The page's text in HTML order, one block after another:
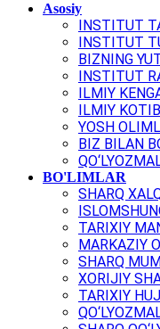
Asosiy
INSTITUT
INSTITUT
BIZNING
INSTITUT
ILMIY
ILMIY KOTIB
YOSH
BIZ BILAN
BO'LIMLAR
SHARQ
TARIXIY
MARKAZIY
SHARQ
XORIJIY
TARIXIY